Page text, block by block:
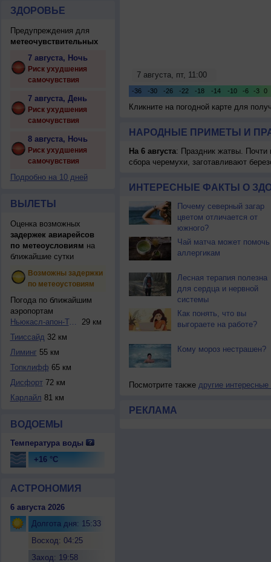
ЗДОРОВЬЕ
Предупреждения для
метеочувствительных
7 августа, Ночь
Риск ухудшения
самочувствия
7 августа, День
Риск ухудшения
самочувствия
8 августа, Ночь
Риск ухудшения
самочувствия
Подробно на 10 дней
ВЫЛЕТЫ
Оценка возможных
задержек авиарейсов
по метеоусловиям на
ближайшие сутки
Возможны задержки
по метеоустовиям
Погода по ближайшим
аэропортам
Ньюкасл-апон-Тайн
29 км
Тииссайд 32 км
Лиминг 55 км
Топклифф 65 км
Дисфорт72 км
Карлайл 81 км
ВОДОЕМЫ
Температура воды
+16 °C
АСТРОНОМИЯ
6 августа 2026
Долгота дня: 15:33
Восход: 04:25
Заход: 19:58
Кликните на погодной карте для
НАРОДНЫЕ ПРИМЕТЫ И
На 6 августа: Праздник жатвы. Почти
сбора черемухи, заготавливают
ИНТЕРЕСНЫЕ ФАКТЫ О
Почему северный загар
цветом отличается от
южного?
Чай матча может помочь
аллергикам
Лесная терапия полезна
для сердца и нервной
системы
Как понять, что вы
выгораете на работе?
Кому мороз нестрашен?
Посмотрите также другие интересные
РЕКЛАМА